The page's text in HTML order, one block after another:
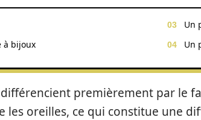
à bijoux
Un
Un
différencient premièrement par le
les oreilles, ce qui constitue une